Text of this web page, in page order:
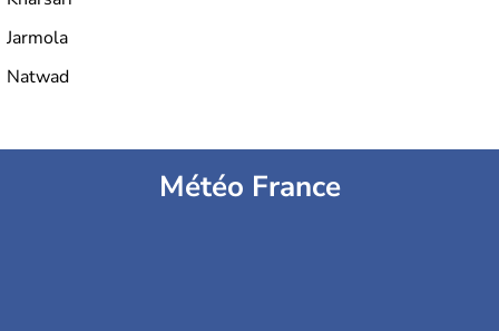
Jarmola
Natwad
Météo France